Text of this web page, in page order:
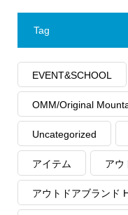
Tag
EVENT&SCHOOL
OMM/Original
Uncategorized
アイテム アウ
アウトドアブランド